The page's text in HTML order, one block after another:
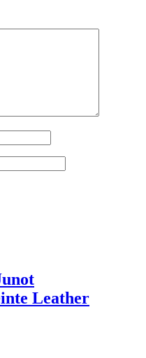
Leather